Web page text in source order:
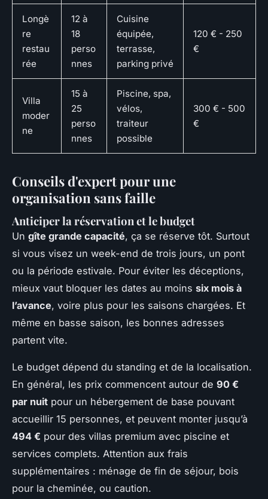
Longè
re
restau
rée
12 à
18
perso
nnes
Cuisine
équipée,
terrasse,
parking privé
120 € - 250
€
Villa
moder
ne
15 à
25
perso
nnes
Piscine, spa,
vélos,
traiteur
possible
300 € - 500
€
Conseils d'expert pour une
organisation sans faille
Anticiper la réservation et le budget
Un gîte grande capacité, ça se réserve tôt. Surtout
si vous visez un week-end de trois jours, un pont
ou la période estivale. Pour éviter les déceptions,
mieux vaut bloquer les dates au moins six mois à
l’avance, voire plus pour les saisons chargées. Et
même en basse saison, les bonnes adresses
partent vite.
Le budget dépend du standing et de la localisation.
En général, les prix commencent autour de 90 €
par nuit pour un hébergement de base pouvant
accueillir 15 personnes, et peuvent monter jusqu’à
494 € pour des villas premium avec piscine et
services complets. Attention aux frais
supplémentaires : ménage de fin de séjour, bois
pour la cheminée, ou caution.